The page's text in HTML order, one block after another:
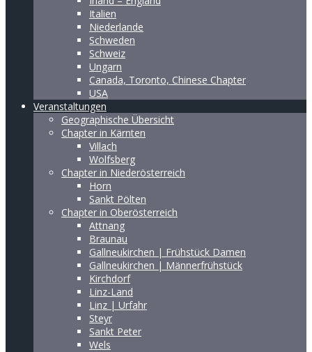
Italien
Niederlande
Schweden
Schweiz
Ungarn
Canada, Toronto, Chinese Chapter
USA
Veranstaltungen
Geographische Übersicht
Chapter in Kärnten
Villach
Wolfsberg
Chapter in Niederösterreich
Horn
Sankt Pölten
Chapter in Oberösterreich
Attnang
Braunau
Gallneukirchen | Frühstück Damen
Gallneukirchen | Männerfrühstück
Kirchdorf
Linz-Land
Linz | Urfahr
Steyr
Sankt Peter
Wels